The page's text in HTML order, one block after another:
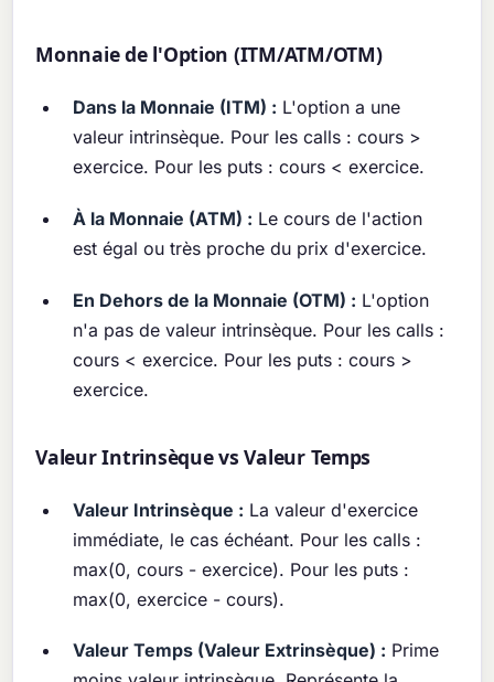
Monnaie de l'Option (ITM/ATM/OTM)
Dans la Monnaie (ITM) : L'option a une
valeur intrinsèque. Pour les calls : cours >
exercice. Pour les puts : cours < exercice.
À la Monnaie (ATM) : Le cours de l'action
est égal ou très proche du prix d'exercice.
En Dehors de la Monnaie (OTM) : L'option
n'a pas de valeur intrinsèque. Pour les calls :
cours < exercice. Pour les puts : cours >
exercice.
Valeur Intrinsèque vs Valeur Temps
Valeur Intrinsèque : La valeur d'exercice
immédiate, le cas échéant. Pour les calls :
max(0, cours - exercice). Pour les puts :
max(0, exercice - cours).
Valeur Temps (Valeur Extrinsèque) : Prime